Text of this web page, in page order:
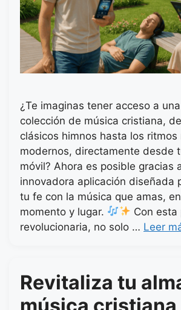
¿Te imaginas tener acceso a
colección de música cristiana,
clásicos himnos hasta los ritmos
modernos, directamente desde
móvil? Ahora es posible gracias
innovadora aplicación diseñada
tu fe con la música que amas,
momento y lugar.
Con esta
revolucionaria, no solo … Leer
Revitaliza tu
música cristiana